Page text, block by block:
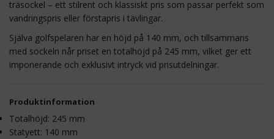
träsockel – ett stilrent och klassiskt pris som passar perfekt som
vandringspris eller förstapris i tävlingar.
Själva golfspelaren har en höjd på 140 mm, och tillsammans
med sockeln når priset en totalhöjd på 245 mm, vilket ger ett
imponerande och exklusivt intryck vid prisutdelningar.
Produktinformation
Totalhöjd: 245 mm
Statyett: 140 mm